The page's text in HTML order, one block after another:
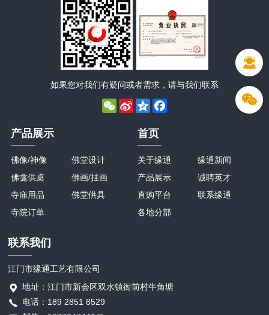
详情 详情
如果您对我们有疑问或者需求，请与我们联系
WeChat
Sina
Weibo
Qzone
产品展示
佛像/神像
佛龛供桌
寺庙用品
寺院订单
佛堂设计
佛画/挂画
佛堂供具
首页
关于缘通
产品展示
直购平台
各地分部
缘通新闻
诚聘英才
联系缘通
联系我们
江门市缘通工艺有限公司
地址：江门市新会区双水镇衙前村牛角塘
电话：189 2851 8529